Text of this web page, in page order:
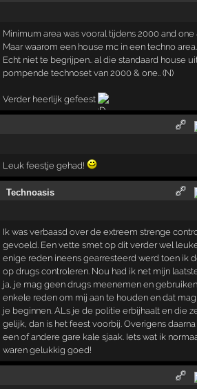
Minimum area was vooral tijdens 2000 and one
Maar waarom een house mc in een techno area...
Echt niet te begrijpen.. al die standaard house
pompende technoset van 2000 & one.. (N)
Verder heerlijk gefeest
Leuk feestje gehad!
Technoasis
Ik was verbaasd over de extreem strenge
gevoeld. Een vette smet op dit verder wel
enige reden ineens gearresteerd werd toen ik
op drugs controleren. Nou had ik net mijn
ja, je mag geen drugs meenemen en
enkele reden om mij aan te houden en dat mag
je beginnen. ALs je de politie erbijhaalt en die
gelijk, dan is het feest voorbij. Overigens
een of andere gare kale sjaak. Iets wat ik
waren gelukkig goed!